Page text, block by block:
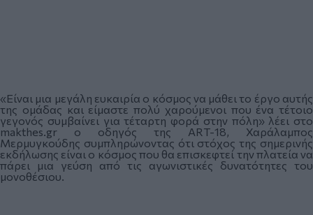
«Είναι μια μεγάλη ευκαιρία ο κόσμος να μάθει το έργο αυτής
της ομάδας και είμαστε πολύ χαρούμενοι που ένα τέτοιο
γεγονός συμβαίνει για τέταρτη φορά στην πόλη» λέει στο
makthes.gr ο οδηγός της ART-18, Χαράλαμπος
Μερμυγκούδης συμπληρώνοντας ότι στόχος της σημερινής
εκδήλωσης είναι ο κόσμος που θα επισκεφτεί την πλατεία να
πάρει μια γεύση από τις αγωνιστικές δυνατότητες του
μονοθέσιου.